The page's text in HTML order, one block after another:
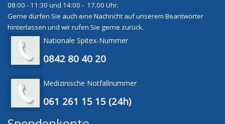
08:00 - 11:30 und 14:00 - 17.00 Uhr.
Gerne dürfen Sie auch eine Nachricht auf unserem Beantworter
hinterlassen und wir rufen Sie gerne zurück.
Nationale Spitex-Nummer
0842 80 40 20
Medizinische Notfallnummer
061 261 15 15 (24h)